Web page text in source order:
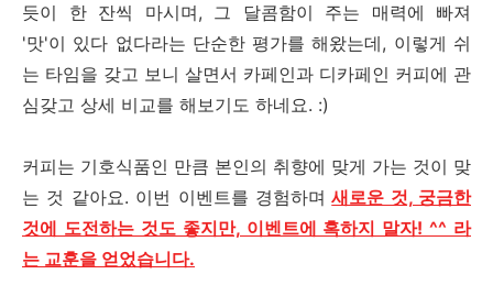
듯이 한 잔씩 마시며, 그 달콤함이 주는 매력에 빠져
'맛'이 있다 없다라는 단순한 평가를 해왔는데, 이렇게 쉬
는 타임을 갖고 보니 살면서 카페인과 디카페인 커피에 관
심갖고 상세 비교를 해보기도 하네요. :)
커피는 기호식품인 만큼 본인의 취향에 맞게 가는 것이 맞
는 것 같아요. 이번 이벤트를 경험하며 새로운 것, 궁금한
것에 도전하는 것도 좋지만, 이벤트에 혹하지 말자! ^^ 라
는 교훈을 얻었습니다.